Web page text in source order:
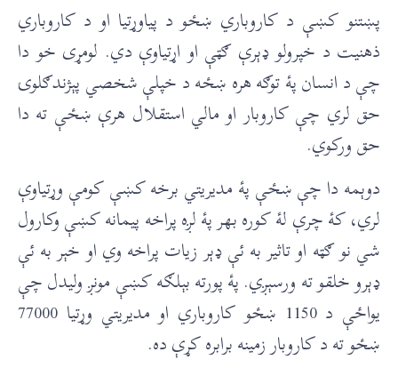
پښتنو کښې د کاروباري ښځو د پیاوړتیا او د کاروباري
ذهنیت د خپرولو ډېرې ګټې او اړتیاوې دي. لومړی خو دا
چې د انسان پۀ توګه هره ښځه د خپلې شخصي پېژندګلوۍ
حق لري چې کاروبار او مالي استقلال هرې ښځې ته دا
حق ورکوي.
دوېمه دا چې ښځې پۀ مدیریتي برخه کښې کومې وړتیاوې
لري، کۀ چرې لۀ کوره بهر پۀ لږه پراخه پیمانه کښې وکارول
شي نو ګټه او تاثیر به ئې ډېر زیات پراخه وي او خېر به ئې
ډېرو خلقو ته ورسېږي. پۀ پورته بېلګه کښې مونږ ولیدل چې
یواځې د 1150 ښځو کاروباري او مدیریتي وړتیا 77000
ښځو ته د کاروبار زمینه برابره کړې ده.